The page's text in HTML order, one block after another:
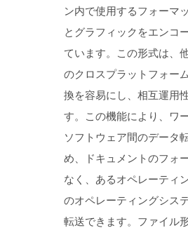
ン内で使用するフォーマ
とグラフィックをエンコ
ています。この形式は、
のクロスプラットフォー
換を容易にし、相互運用
す。この機能により、ワ
ソフトウェア間のデータ
め、ドキュメントのフォ
なく、あるオペレーティ
のオペレーティングシス
転送できます。ファイル